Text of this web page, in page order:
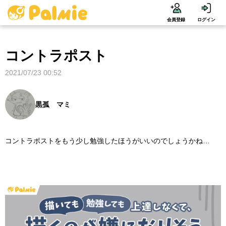
会員登録 ログイン
コントラポスト
2021/07/23 00:52
黒孤 マミ
コントラポストをもう少し勉強したほうがいいのでしょうかね…